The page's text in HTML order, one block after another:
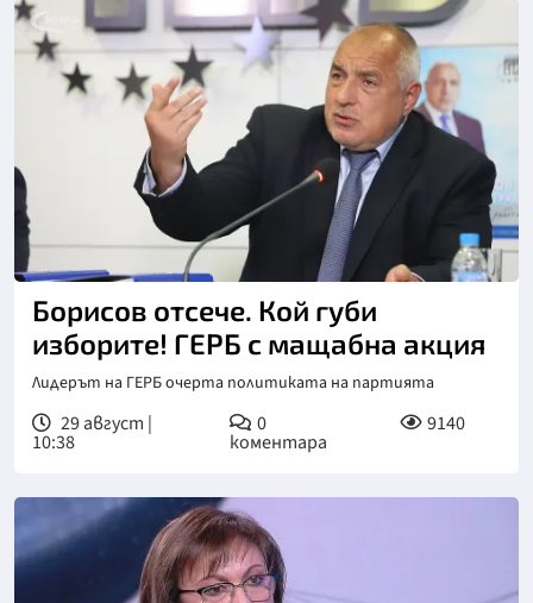
Борисов отсече. Кой губи
изборите! ГЕРБ с мащабна акция
Лидерът на ГЕРБ очерта политиката на партията
29 август |
10:38
0
коментара
9140